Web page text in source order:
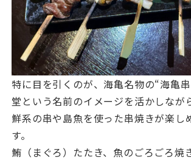
特に目を引くのが、海亀名物の“海亀
堂という名前のイメージを活かしなが
鮮系の串や島魚を使った串焼きが楽し
す。
鮪（まぐろ）たたき、魚のごろごろ焼